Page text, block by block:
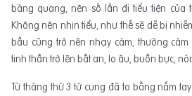
bàng quang, nên số lần đi tiểu tiện của
Không nên nhịn tiểu, như thế sẽ dễ bị
bầu cũng trở nên nhạy cảm, thường cảm
tinh thần trở lên bất an, lo âu, buồn bực,
Từ tháng thứ 3 tử cung đã to bằng nắm